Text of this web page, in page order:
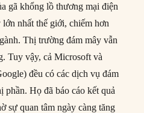
gã khổng lồ thương mại điện
nhất thế giới, chiếm hơn
Thị trường đám mây vẫn
Tuy vậy, cả Microsoft và
đều có các dịch vụ đám
phần. Họ đã báo cáo kết quả
sự quan tâm ngày càng tăng